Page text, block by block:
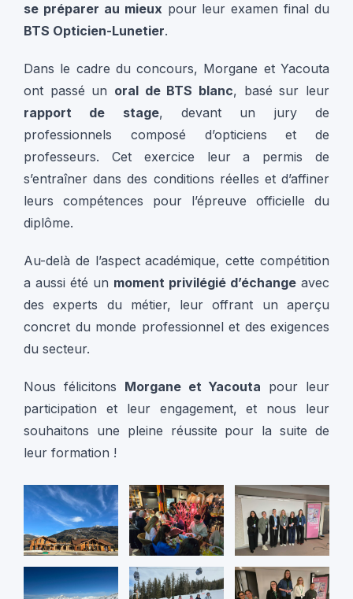
se préparer au mieuxpour leur examen final du
BTS Opticien-Lunetier.
Dans le cadre du concours, Morgane et Yacouta
ont passé un oral de BTS blanc, basé sur leur
rapport de stage, devant un jury de
professionnels composé d’opticiens et de
professeurs. Cet exercice leur a permis de
s’entraîner dans des conditions réelles et d’affiner
leurs compétences pour l’épreuve officielle du
diplôme.
Au-delà de l’aspect académique, cette compétition
a aussi été un moment privilégié d’échange avec
des experts du métier, leur offrant un aperçu
concret du monde professionnel et des exigences
du secteur.
Nous félicitons Morgane et Yacouta pour leur
participation et leur engagement, et nous leur
souhaitons une pleine réussite pour la suite de
leur formation !